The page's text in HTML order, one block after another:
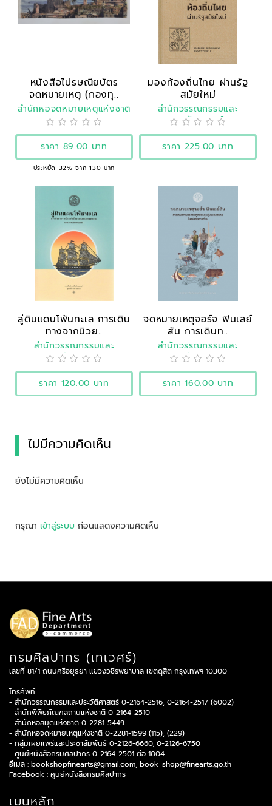
หนังสือไปรษณียบัตร
จดหมายเหตุ (กองทุ..
สำนักหอจดหมายเหตุแห่งชาติ
ราคา 89.00 บาท
ประหยัด 32% จาก 130 บาท
มองท้องถิ่นไทย ผ่านรัฐ
สมัยใหม่
สำนักวรรณกรรมและ
ประวัติศาสตร์
ราคา 225.00 บาท
สู่ดินแดนโพ้นทะเล การเดิน
ทางจากนิวย..
สำนักวรรณกรรมและ
ประวัติศาสตร์
ราคา 120.00 บาท
จดหมายเหตุจอร์จ ฟินเลย์
สัน การเดินท..
สำนักวรรณกรรมและ
ประวัติศาสตร์
ราคา 160.00 บาท
ไม่มีความคิดเห็น
ยังไม่มีความคิดเห็น
กรุณา เข้าสู่ระบบ ก่อนแสดงความคิดเห็น
กรมศิลปากร (เทเวศร์)
เลขที่ 81/1 ถนนศรีอยุธยา แขวงวชิรพยาบาล เขตดุสิต กรุงเทพฯ 10300
โทรศัพท์ :
- สำนักวรรณกรรมและประวัติศาสตร์ 0-2164-2516, 0-2164-2517 (6002)
- สำนักพิพิธภัณฑสถานแห่งชาติ 0-2164-2510
- สำนักหอสมุดแห่งชาติ 0-2281-5449
- สำนักหอจดหมายเหตุแห่งชาติ 0-2281-1599 (115), (229)
- กลุ่มเผยแพร่และประชาสัมพันธ์ 0-2126-6660, 0-2126-6750
- ศูนย์หนังสือกรมศิลปากร 0-2164-2501 ต่อ 1004
อีเมล : bookshopfinearts@gmail.com, book_shop@finearts.go.th
Facebook : ศูนย์หนังสือกรมศิลปากร
เมนูหลัก